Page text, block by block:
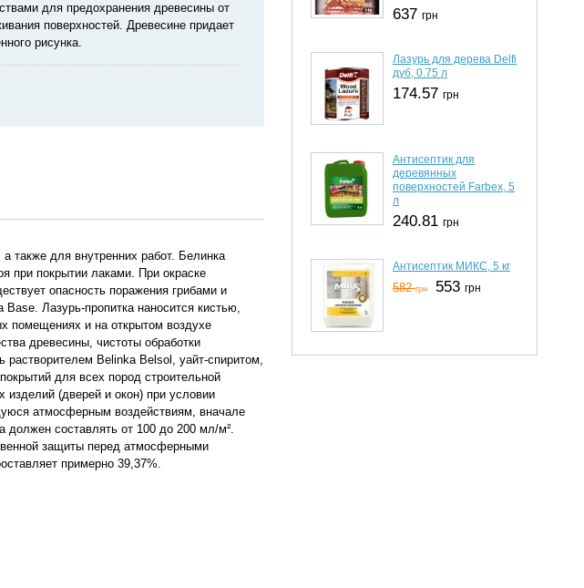
для предохранения древесины от
поверхностей. Древесине придает
рисунка.
также для внутренних работ. Белинка
при покрытии лаками. При окраске
опасность поражения грибами и
Лазурь-пропитка наносится кистью,
помещениях и на открытом воздухе
древесины, чистоты обработки
растворителем Belinka Belsol, уайт-спиритом,
для всех пород строительной
(дверей и окон) при условии
атмосферным воздействиям, вначале
должен составлять от 100 до 200 мл/м².
защиты перед атмосферными
примерно 39,37%.
637 грн
Лазурь для дерева Delfi
дуб, 0.75 л
174.57 грн
Антисептик для
деревянных
поверхностей Farbex, 5
л
240.81 грн
Антисептик МИКС, 5 кг
582грн 553 грн